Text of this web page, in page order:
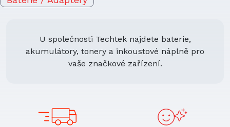
U společnosti Techtek najdete baterie,
akumulátory, tonery a inkoustové náplně pro
vaše značkové zařízení.